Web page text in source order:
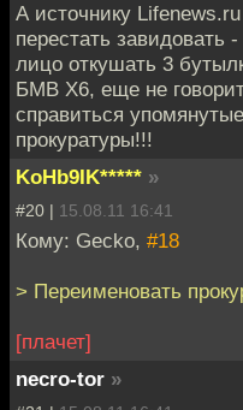
А источнику
перестать завидовать
лицо откушать 3
БМВ Х6, еще не
справиться
прокуратуры!!!
KoHb9IK***** »
#20 | 15.08.11 16:41
Кому: Gecko, #18
> Переименовать
[плачет]
necro-tor »